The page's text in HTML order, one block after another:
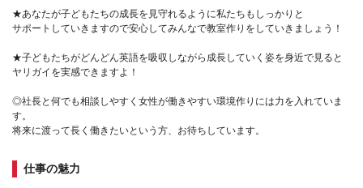
★あなたが子どもたちの成長を見守れるように私たちもしっかりと
サポートしていきますので安心してみんなで教室作りをしていきましょう！
★子どもたちがどんどん英語を吸収しながら成長していく姿を身近で見ると
ヤリガイを実感できますよ！
◎社長と何でも相談しやすく女性が働きやすい環境作りには力を入れていま
す。
将来に渡って長く働きたいという方、お待ちしています。
仕事の魅力